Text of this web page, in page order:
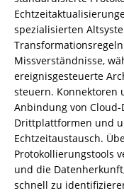
spezialisierten
Missverständnisse,
ereignisgesteuerte
steuern. Konnektoren
Anbindung von
Drittplattformen und
Echtzeitaustausch.
Protokollierungstools
und die
schnell zu